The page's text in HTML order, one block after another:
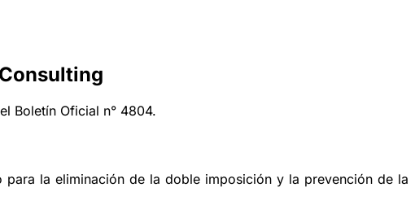
Boletín Oficial n° 4804.
para la eliminación de la doble imposicióny la prevención de la